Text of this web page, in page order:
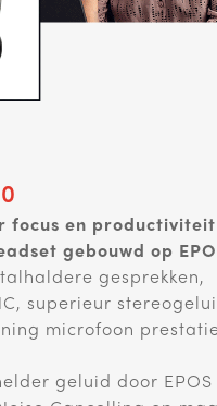
focus en
gebouwd op
gesprekken,
superieur
microfoon
geluid door